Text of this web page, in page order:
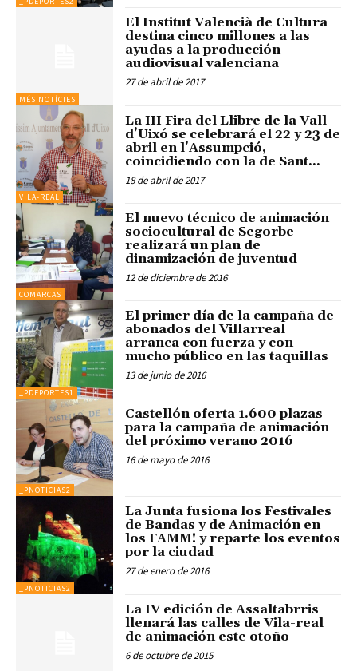
MÉS NOTÍCIES
El Institut Valencià de Cultura
destina cinco millones a las
ayudas a la producción
audiovisual valenciana
27 de abril de 2017
VILA-REAL
La III Fira del Llibre de la Vall
d’Uixó se celebrará el 22 y 23 de
abril en l’Assumpció,
coincidiendo con la de Sant...
18 de abril de 2017
COMARCAS
El nuevo técnico de animación
sociocultural de Segorbe
realizará un plan de
dinamización de juventud
12 de diciembre de 2016
_PDEPORTES1
El primer día de la campaña de
abonados del Villarreal
arranca con fuerza y con
mucho público en las taquillas
13 de junio de 2016
_PNOTICIAS2
Castellón oferta 1.600 plazas
para la campaña de animación
del próximo verano 2016
16 de mayo de 2016
_PNOTICIAS2
La Junta fusiona los Festivales
de Bandas y de Animación en
los FAMM! y reparte los eventos
por la ciudad
27 de enero de 2016
La IV edición de Assaltabrris
llenará las calles de Vila-real
de animación este otoño
6 de octubre de 2015